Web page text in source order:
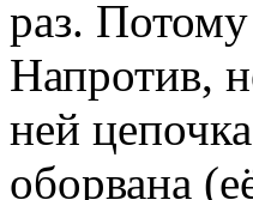
раз.
Напротив,
ней
оборвана